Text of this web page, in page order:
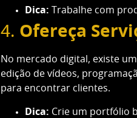
Dica: Trabalhe com
4. Ofereça
No mercado digital, existe
edição de vídeos,
para encontrar clientes.
Dica: Crie um portfólio